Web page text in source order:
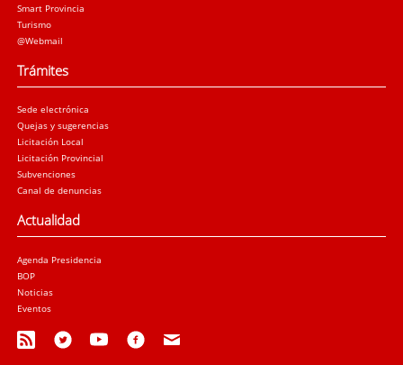
Smart Provincia
Turismo
@Webmail
Trámites
Sede electrónica
Quejas y sugerencias
Licitación Local
Licitación Provincial
Subvenciones
Canal de denuncias
Actualidad
Agenda Presidencia
BOP
Noticias
Eventos